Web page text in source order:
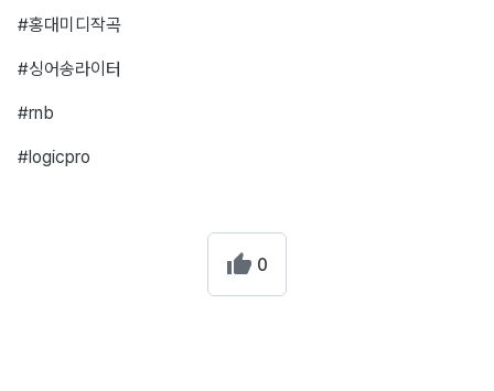
#홍대미디작곡
#싱어송라이터
#rnb
#logicpro
0